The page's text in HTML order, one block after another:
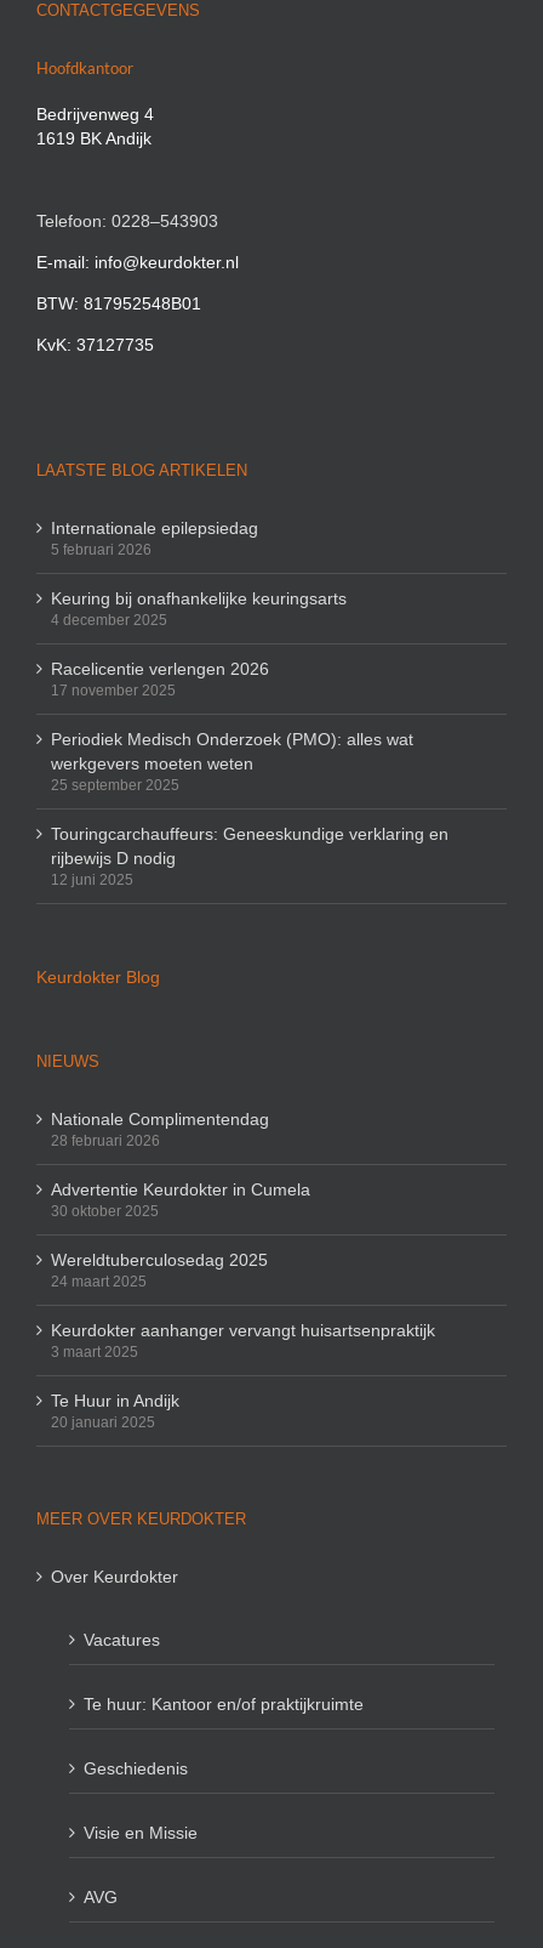
CONTACTGEGEVENS
Hoofdkantoor
Bedrijvenweg 4
1619 BK Andijk
Telefoon: 0228–543903
E-mail: info@keurdokter.nl
BTW: 817952548B01
KvK: 37127735
LAATSTE BLOG ARTIKELEN
Internationale epilepsiedag
5 februari 2026
Keuring bij onafhankelijke keuringsarts
4 december 2025
Racelicentie verlengen 2026
17 november 2025
Periodiek Medisch Onderzoek (PMO): alles wat
werkgevers moeten weten
25 september 2025
Touringcarchauffeurs: Geneeskundige verklaring en
rijbewijs D nodig
12 juni 2025
Keurdokter Blog
NIEUWS
Nationale Complimentendag
28 februari 2026
Advertentie Keurdokter in Cumela
30 oktober 2025
Wereldtuberculosedag 2025
24 maart 2025
Keurdokter aanhanger vervangt huisartsenpraktijk
3 maart 2025
Te Huur in Andijk
20 januari 2025
MEER OVER KEURDOKTER
Over Keurdokter
Vacatures
Te huur: Kantoor en/of praktijkruimte
Geschiedenis
Visie en Missie
AVG